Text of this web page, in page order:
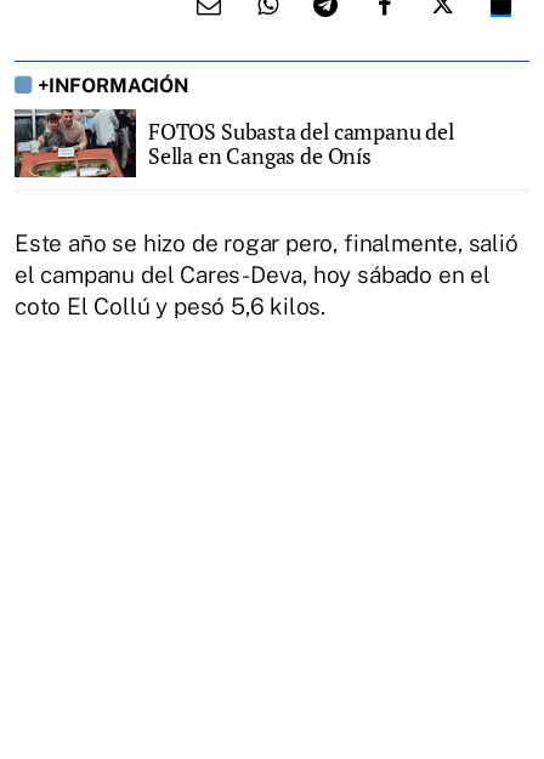
+INFORMACIÓN
FOTOS Subasta del campanu del
Sella en Cangas de Onís
Este año se hizo de rogar pero, finalmente, salió
el campanu del Cares-Deva, hoy sábado en el
coto El Collú y pesó 5,6 kilos.